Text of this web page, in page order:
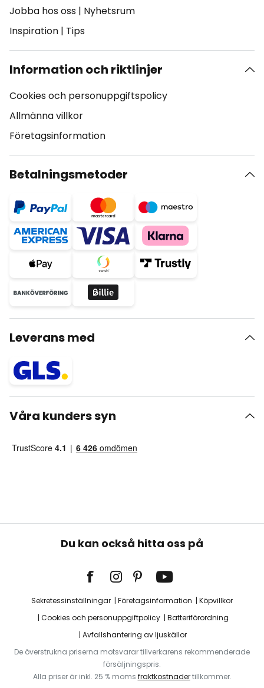
Jobba hos oss | Nyhetsrum
Inspiration | Tips
Information och riktlinjer
Cookies och personuppgiftspolicy
Allmänna villkor
Företagsinformation
Betalningsmetoder
Leverans med
Våra kunders syn
Du kan också hitta oss på
Sekretessinställningar Företagsinformation
Köpvillkor
Cookies och personuppgiftpolicy
Batteriförordning
Avfallshantering av ljuskällor
De överstrukna priserna motsvarar tillverkarens rekommenderade
försäljningspris.
Alla priser är inkl. 25 % moms fraktkostnadertillkommer.